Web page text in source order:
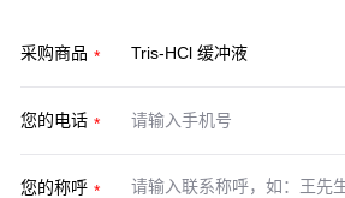
采购商品
您的电话
您的称呼